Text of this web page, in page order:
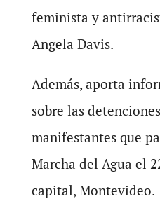
feminista y
Angela Davis.
Además, aporta
sobre las
manifestantes que
Marcha del Agua el
capital, Montevideo.